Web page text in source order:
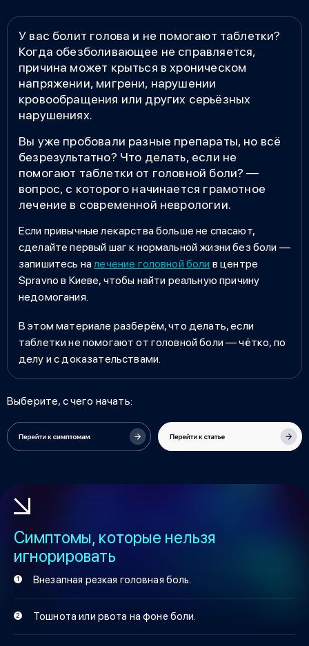
У вас болит голова и не помогают таблетки?
Когда обезболивающее не справляется,
причина может крыться в хроническом
напряжении, мигрени, нарушении
кровообращения или других серьёзных
нарушениях.
Вы уже пробовали разные препараты, но всё
безрезультатно? Что делать, если не
помогают таблетки от головной боли? —
вопрос, с которого начинается грамотное
лечение в современной неврологии.
Если привычные лекарства больше не спасают,
сделайте первый шаг к нормальной жизни без боли —
запишитесь налечение головной боли в центре
Spravno в Киеве, чтобы найти реальную причину
недомогания.
В этом материале разберём, что делать, если
таблетки не помогают от головной боли — чётко, по
делу и с доказательствами.
Выберите, с чего начать:
Симптомы, которые нельзя
игнорировать
Внезапная резкая головная боль.
Тошнота или рвота на фоне боли.